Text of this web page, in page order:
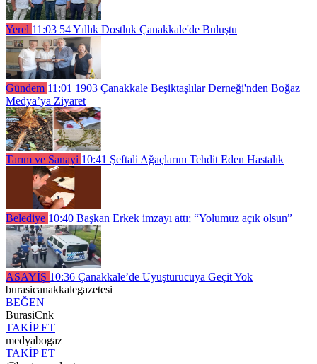
Yerel 11:03 54 Yıllık Dostluk Çanakkale'de Buluştu
Gündem 11:01 1903 Çanakkale Beşiktaşlılar Derneği'nden Boğaz
Medya’ya Ziyaret
Tarım ve Sanayi 10:41 Şeftali Ağaçlarını Tehdit Eden Hastalık
Belediye 10:40 Başkan Erkek imzayı attı; “Yolumuz açık olsun”
ASAYİŞ 10:36 Çanakkale’de Uyuşturucuya Geçit Yok
burasicanakkalegazetesi
BEĞEN
BurasiCnk
TAKİP ET
medyabogaz
TAKİP ET